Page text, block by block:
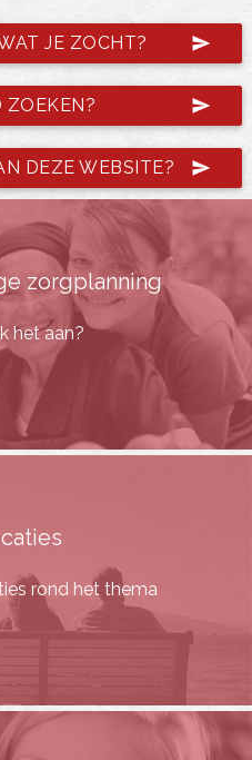
JE ZOCHT? send
ZOEKEN? send
DEZE WEBSITE? send
zorgplanning
het aan?
rond het thema